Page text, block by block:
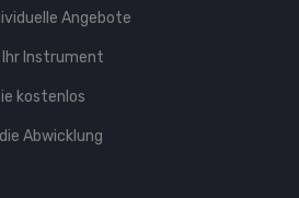
Angebote
Instrument
kostenlos
Abwicklung